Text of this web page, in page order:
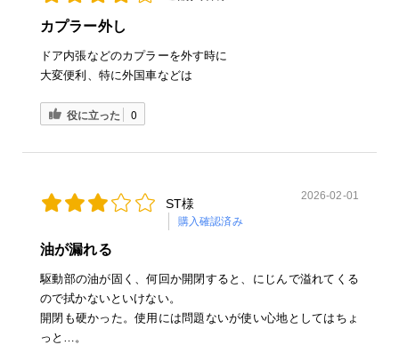
カプラー外し
ドア内張などのカプラーを外す時に
大変便利、特に外国車などは
役に立った 0
ST様
購入確認済み
2026-02-01
油が漏れる
駆動部の油が固く、何回か開閉すると、にじんで溢れてくる
ので拭かないといけない。
開閉も硬かった。使用には問題ないが使い心地としてはちょ
っと…。